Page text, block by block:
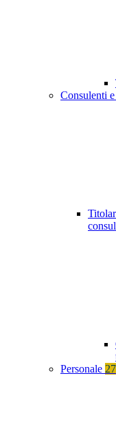
Consulenti
Personale 27